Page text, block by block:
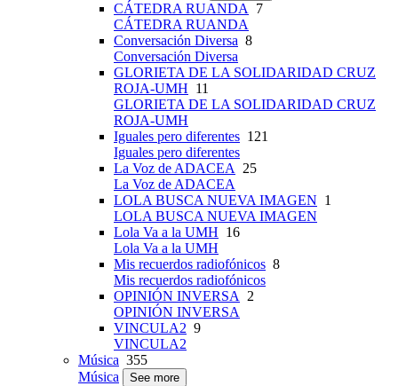
CÁTEDRA RUANDA 7
CÁTEDRA RUANDA
Conversación Diversa 8
Conversación Diversa
GLORIETA DE LA SOLIDARIDAD CRUZ
ROJA-UMH 11
GLORIETA DE LA SOLIDARIDAD CRUZ
ROJA-UMH
Iguales pero diferentes 121
Iguales pero diferentes
La Voz de ADACEA 25
La Voz de ADACEA
LOLA BUSCA NUEVA IMAGEN 1
LOLA BUSCA NUEVA IMAGEN
Lola Va a la UMH 16
Lola Va a la UMH
Mis recuerdos radiofónicos 8
Mis recuerdos radiofónicos
OPINIÓN INVERSA 2
OPINIÓN INVERSA
VINCULA2 9
VINCULA2
Música 355
Música
See more